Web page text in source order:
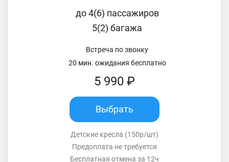
до 4(6) пассажиров
5(2) багажа
Встреча по звонку
20 мин. ожидания бесплатно
5 990 ₽
Выбрать
Детские кресла (150р/шт)
Предоплата не требуется
Бесплатная отмена за 12ч